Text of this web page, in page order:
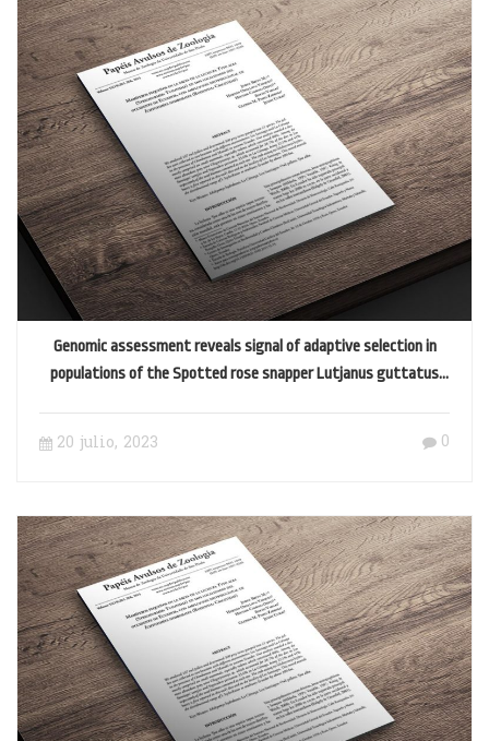
Genomic assessment reveals signal of adaptive selection in
populations of the Spotted rose snapper Lutjanus guttatus
20 julio, 2023 0